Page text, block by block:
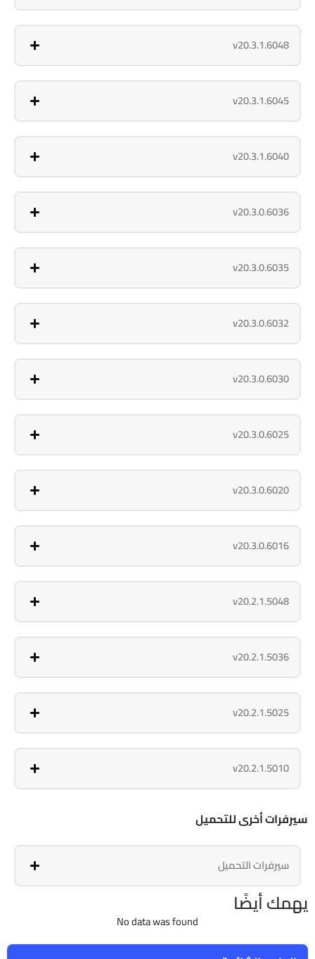
v20.3.1.6048
v20.3.1.6045
v20.3.1.6040
v20.3.0.6036
v20.3.0.6035
v20.3.0.6032
v20.3.0.6030
v20.3.0.6025
v20.3.0.6020
v20.3.0.6016
v20.2.1.5048
v20.2.1.5036
v20.2.1.5025
v20.2.1.5010
سيرفرات أخرى للتحميل
سيرفرات التحميل
يهمك أيضًا
No data was found